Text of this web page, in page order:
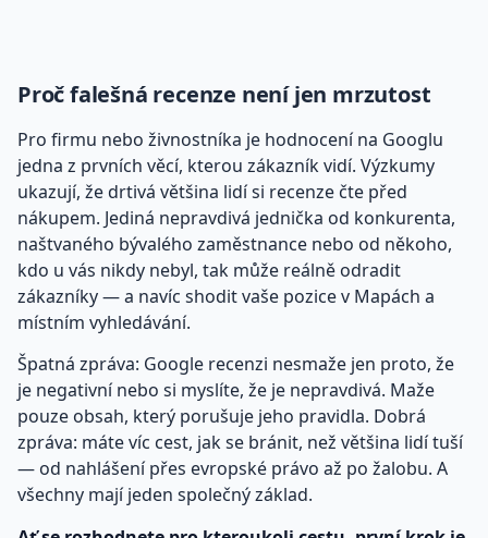
Proč falešná recenze není jen mrzutost
Pro firmu nebo živnostníka je hodnocení na Googlu
jedna z prvních věcí, kterou zákazník vidí. Výzkumy
ukazují, že drtivá většina lidí si recenze čte před
nákupem. Jediná nepravdivá jednička od konkurenta,
naštvaného bývalého zaměstnance nebo od někoho,
kdo u vás nikdy nebyl, tak může reálně odradit
zákazníky — a navíc shodit vaše pozice v Mapách a
místním vyhledávání.
Špatná zpráva: Google recenzi nesmaže jen proto, že
je negativní nebo si myslíte, že je nepravdivá. Maže
pouze obsah, který porušuje jeho pravidla. Dobrá
zpráva: máte víc cest, jak se bránit, než většina lidí tuší
— od nahlášení přes evropské právo až po žalobu. A
všechny mají jeden společný základ.